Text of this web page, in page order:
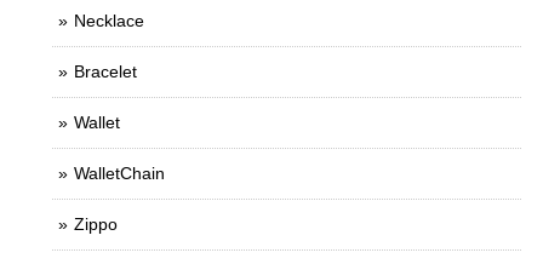
Necklace
Bracelet
Wallet
WalletChain
Zippo